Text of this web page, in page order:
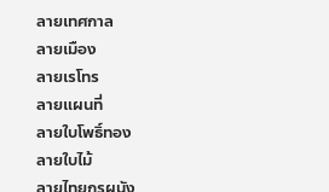
ลายเทศกาล
ลายเมือง
ลายเรโทร
ลายแผนที่
ลายใบโพธิ์ทอง
ลายใบไม้